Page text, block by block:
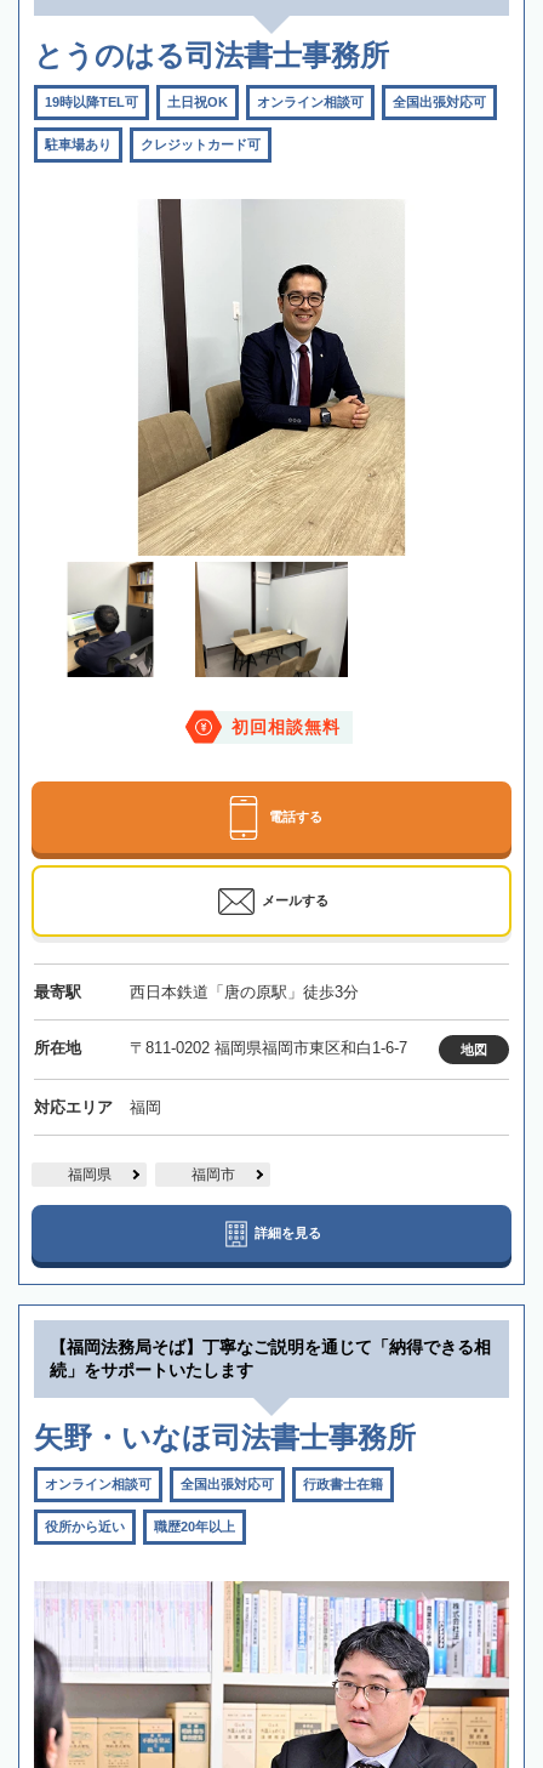
とうのはる司法書士事務所
19時以降TEL可 土日祝OK オンライン相談可 全国出張対応可
駐車場あり クレジットカード可
初回相談無料
電話する
メールする
最寄駅 西日本鉄道「唐の原駅」徒歩3分
所在地 〒811-0202 福岡県福岡市東区和白1-6-7 地図
対応エリア 福岡
福岡県 福岡市
詳細を見る
【福岡法務局そば】丁寧なご説明を通じて「納得できる相
続」をサポートいたします
矢野・いなほ司法書士事務所
オンライン相談可 全国出張対応可 行政書士在籍
役所から近い 職歴20年以上